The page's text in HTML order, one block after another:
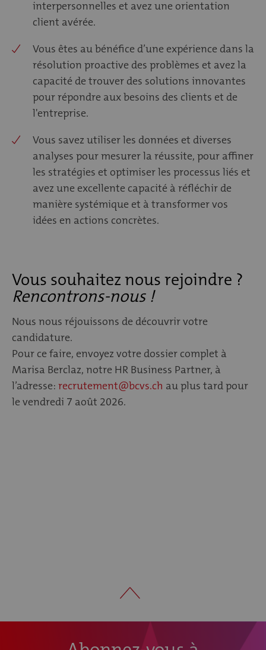
interpersonnelles et avez une orientation
client avérée.
Vous êtes au bénéfice d’une expérience dans la
résolution proactive des problèmes et avez la
capacité de trouver des solutions innovantes
pour répondre aux besoins des clients et de
l'entreprise.
Vous savez utiliser les données et diverses
analyses pour mesurer la réussite, pour affiner
les stratégies et optimiser les processus liés et
avez une excellente capacité à réfléchir de
manière systémique et à transformer vos
idées en actions concrètes.
Vous souhaitez nous rejoindre ?
Rencontrons-nous !
Nous nous réjouissons de découvrir votre
candidature.
Pour ce faire, envoyez votre dossier complet à
Marisa Berclaz, notre HR Business Partner, à
l’adresse: recrutement@bcvs.ch au plus tard pour
le vendredi 7 août 2026.